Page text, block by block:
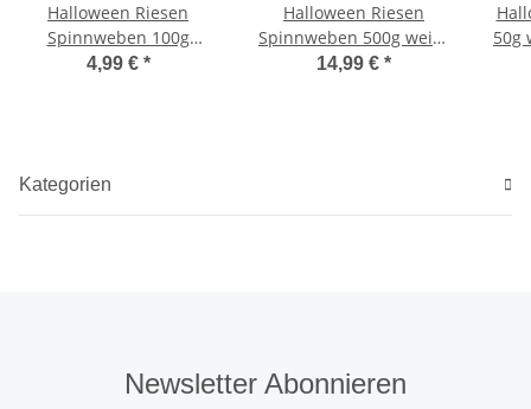
Halloween Riesen
Spinnweben 100g
schwarz mit Spinnen
4,99 € *
Halloween Riesen
Spinnweben 500g weiss
mit 20 Spinnen
14,99 € *
50g
Kategorien
Newsletter Abonnieren